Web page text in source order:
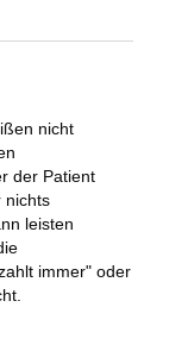
nicht
der Patient
nichts
leisten
immer" oder